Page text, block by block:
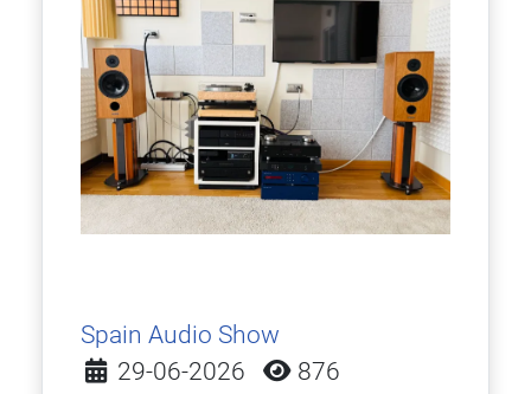
Spain Audio Show
Detalles
29-06-2026 876